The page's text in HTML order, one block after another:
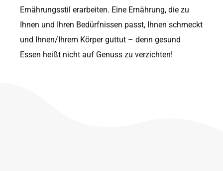
Ernährungsstil erarbeiten. Eine Ernährung, die zu
Ihnen und Ihren Bedürfnissen passt, Ihnen schmeckt
und Ihnen/Ihrem Körper guttut – denn gesund
Essen heißt nicht auf Genuss zu verzichten!